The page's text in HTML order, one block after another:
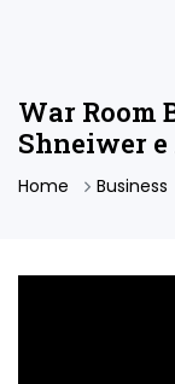
War Room
Shneiwer e
Home Business